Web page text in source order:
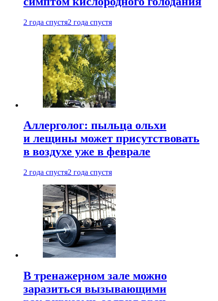
2 года спустя2 года спустя
Аллерголог: пыльца ольхи
и лещины может присутствовать
в воздухе уже в феврале
2 года спустя2 года спустя
В тренажерном зале можно
заразиться вызывающими